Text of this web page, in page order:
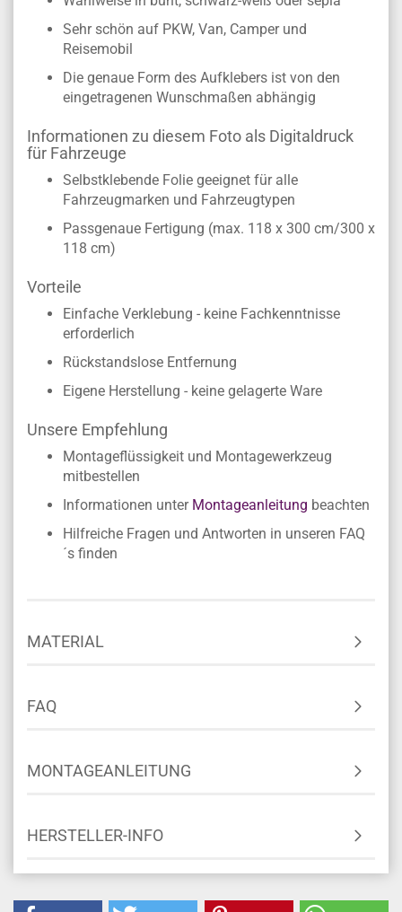
Sehr schön auf PKW, Van, Camper und
Reisemobil
Die genaue Form des Aufklebers ist von den
eingetragenen Wunschmaßen abhängig
Informationen zu diesem Foto als Digitaldruck
für Fahrzeuge
Selbstklebende Folie geeignet für alle
Fahrzeugmarken und Fahrzeugtypen
Passgenaue Fertigung (max. 118 x 300 cm/300 x
118 cm)
Vorteile
Einfache Verklebung - keine Fachkenntnisse
erforderlich
Rückstandslose Entfernung
Eigene Herstellung - keine gelagerte Ware
Unsere Empfehlung
Montageflüssigkeit und Montagewerkzeug
mitbestellen
Informationen unter Montageanleitung beachten
Hilfreiche Fragen und Antworten in unseren FAQ
´s finden
MATERIAL
FAQ
MONTAGEANLEITUNG
HERSTELLER-INFO